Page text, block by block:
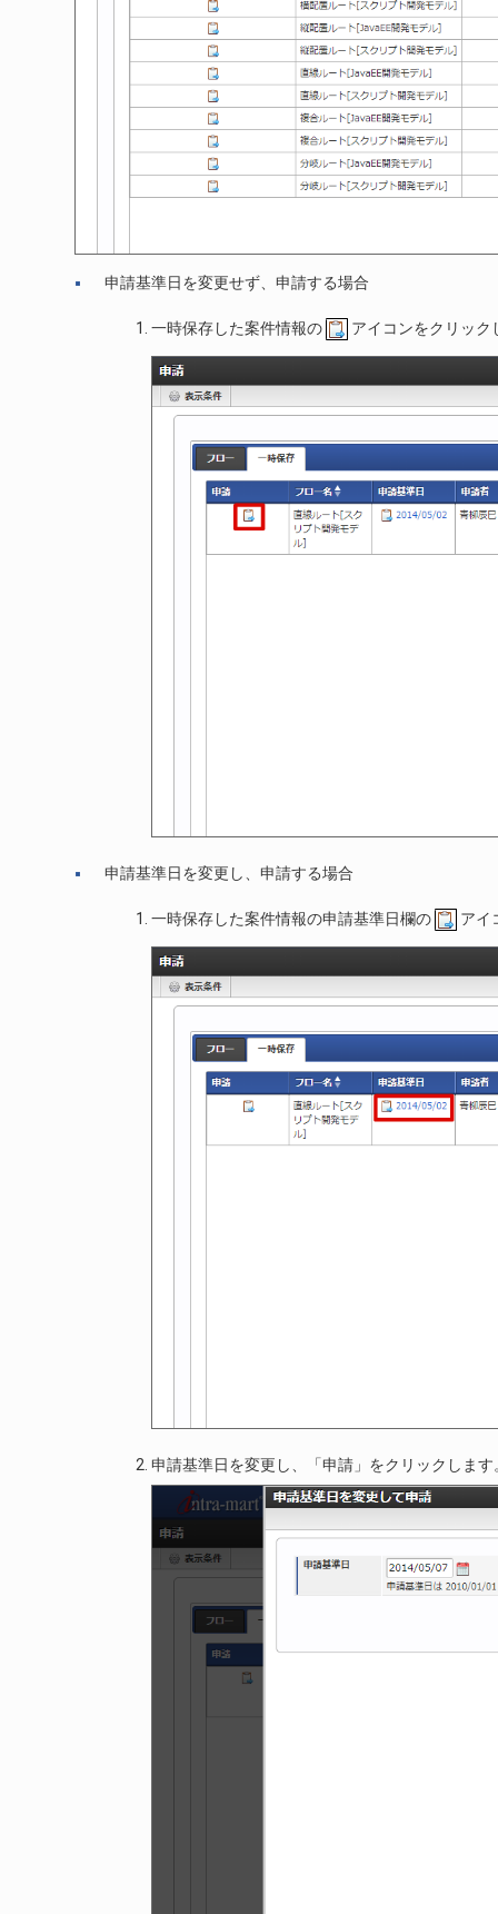
申請基準日を変更せず、申請する場合
一時保存した案件情報の アイコンをクリック
申請基準日を変更し、申請する場合
一時保存した案件情報の申請基準日欄の アイ
申請基準日を変更し、「申請」をクリックします